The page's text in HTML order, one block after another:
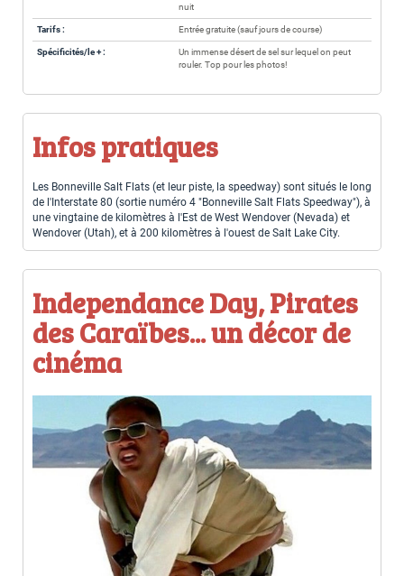
nuit
Tarifs : Entrée gratuite (sauf jours de course)
Spécificités/le + :
Un immense désert de sel sur lequel on peut
rouler. Top pour les photos!
Infos pratiques
Les Bonneville Salt Flats (et leur piste, la speedway) sont situés le long
de l'Interstate 80 (sortie numéro 4 "Bonneville Salt Flats Speedway"), à
une vingtaine de kilomètres à l'Est de West Wendover (Nevada) et
Wendover (Utah), et à 200 kilomètres à l'ouest de Salt Lake City.
Independance Day, Pirates
des Caraïbes... un décor de
cinéma